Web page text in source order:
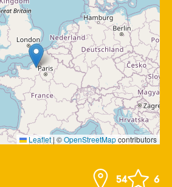
Leaflet | ©OpenStreetMapcontributors
54 6